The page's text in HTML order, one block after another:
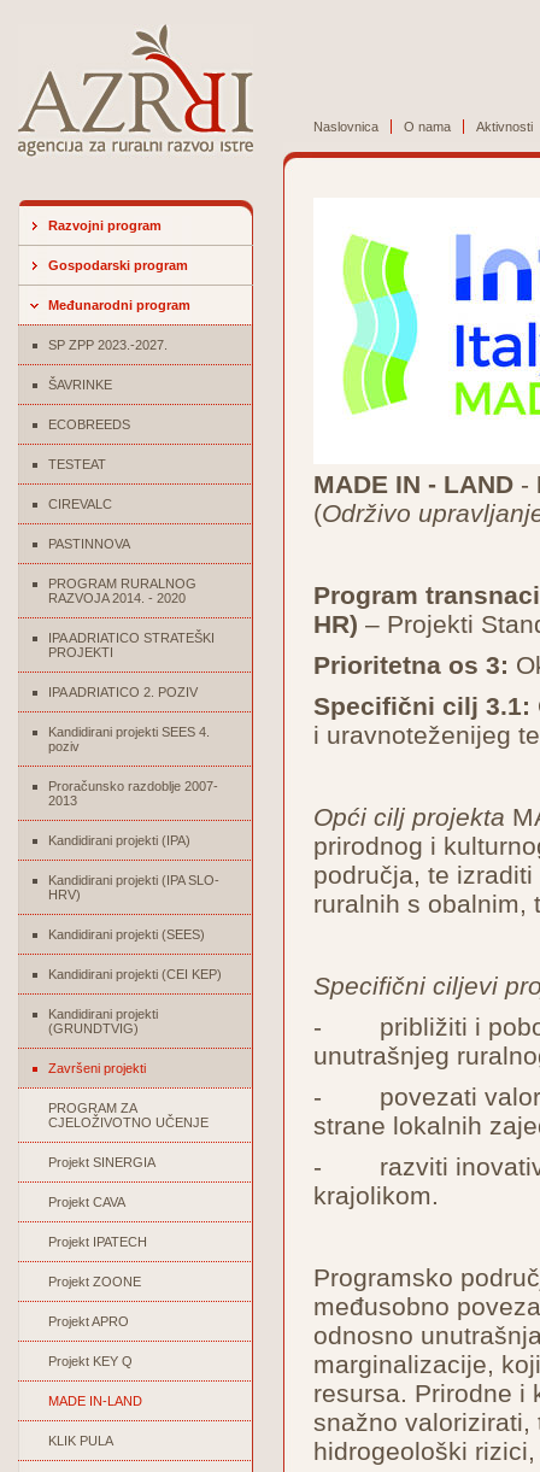
Naslovnica O nama Aktivnosti
Razvojni program
Gospodarski program
Međunarodni program
SP ZPP 2023.-2027.
ŠAVRINKE
ECOBREEDS
TESTEAT
CIREVALC
PASTINNOVA
PROGRAM RURALNOG
RAZVOJA 2014. - 2020
IPA ADRIATICO STRATEŠKI
PROJEKTI
IPA ADRIATICO 2. POZIV
Kandidirani projekti SEES 4.
poziv
Proračunsko razdoblje 2007-
2013
Kandidirani projekti (IPA)
Kandidirani projekti (IPA SLO-
HRV)
Kandidirani projekti (SEES)
Kandidirani projekti (CEI KEP)
Kandidirani projekti
(GRUNDTVIG)
Završeni projekti
PROGRAM ZA
CJELOŽIVOTNO UČENJE
Projekt SINERGIA
Projekt CAVA
Projekt IPATECH
Projekt ZOONE
Projekt APRO
Projekt KEY Q
MADE IN-LAND
KLIK PULA
MADE IN - LAND -
(Održivo
Program
HR) – Projekti
Prioritetna os 3:
Specifični cilj 3.1:
i uravnoteženijeg
Opći cilj projekta
prirodnog i
područja, te
ruralnih s obalnim,
Specifični ciljevi
- približiti i
unutrašnjeg
- povezati
strane lokalnih
- razviti
krajolikom.
Programsko
međusobno
odnosno
marginalizacije,
resursa. Prirodne i
snažno valorizirati,
hidrogeološki